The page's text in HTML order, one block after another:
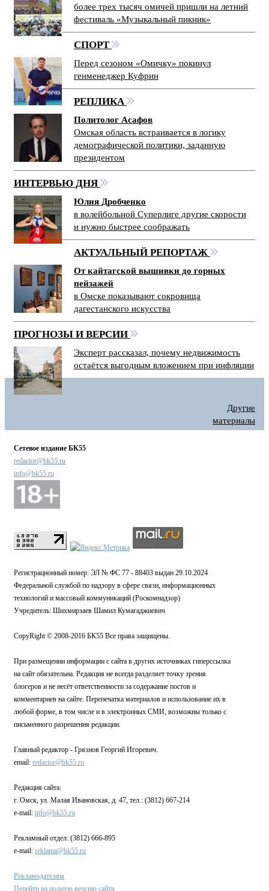
более трех тысяч омичей пришли на летний
фестиваль «Музыкальный пикник»
СПОРТ
Перед сезоном «Омичку» покинул
генменеджер Куфрин
РЕПЛИКА
Политолог Асафов
Омская область встраивается в логику
демографической политики, заданную
президентом
ИНТЕРВЬЮ ДНЯ
Юлия Дробченко
в волейбольной Суперлиге другие скорости
и нужно быстрее соображать
АКТУАЛЬНЫЙ РЕПОРТАЖ
От кайтагской вышивки до горных
пейзажей
в Омске показывают сокровища
дагестанского искусства
ПРОГНОЗЫ И ВЕРСИИ
Эксперт рассказал, почему недвижимость
остаётся выгодным вложением при инфляции
Другие
материалы
Сетевое издание БК55
redactor@bk55.ru
info@bk55.ru
Регистрационный номер: ЭЛ № ФС 77 - 88403 выдан 29.10.2024
Федеральной службой по надзору в сфере связи, информационных
технологий и массовый коммуникаций (Роскомнадзор)
Учредитель: Шихмирзаев Шамил Кумагаджиевич
CopyRight © 2008-2016 БК55 Все права защищены.
При размещении информации с сайта в других источниках гиперссылка
на сайт обязательна. Редакция не всегда разделяет точку зрения
блогеров и не несёт ответственности за содержание постов и
комментариев на сайте. Перепечатка материалов и использование их в
любой форме, в том числе и в электронных СМИ, возможны только с
письменного разрешения редакции.
Главный редактор - Грязнов Георгий Игоревич.
email: redactor@bk55.ru
Редакция сайта:
г. Омск, ул. Малая Ивановская, д. 47, тел.: (3812) 667-214
e-mail: info@bk55.ru
Рекламный отдел: (3812) 666-895
e-mail: reklama@bk55.ru
Рекламодателям
Перейти на полную версию сайта